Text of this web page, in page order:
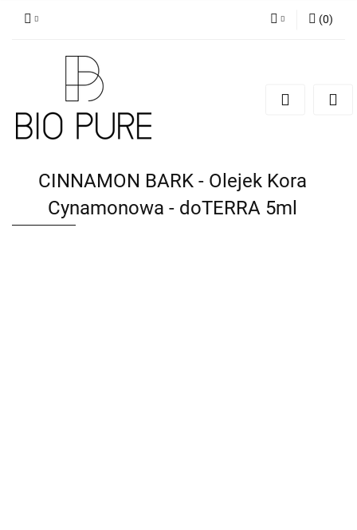
Dodaj zgłoszenie
(0)
CINNAMON BARK - Olejek Kora
Cynamonowa - doTERRA 5ml